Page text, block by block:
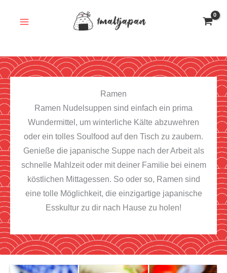
Ramen
Ramen Nudelsuppen sind einfach ein prima
Wundermittel, um winterliche Kälte abzuwehren
oder ein tolles Soulfood auf den Tisch zu zaubern.
Genieße die japanische Suppe nach der Arbeit als
schnelle Mahlzeit oder mit deiner Familie bei einem
köstlichen Mittagessen. So oder so, Ramen sind
eine tolle Möglichkeit, die einzigartige japanische
Esskultur zu dir nach Hause zu holen!